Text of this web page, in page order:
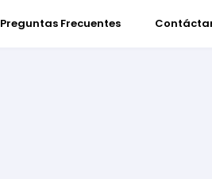
Preguntas Frecuentes